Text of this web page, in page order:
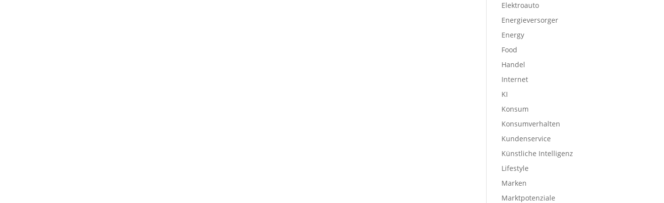
Elektroauto
Energieversorger
Energy
Food
Handel
Internet
KI
Konsum
Konsumverhalten
Kundenservice
Künstliche Intelligenz
Lifestyle
Marken
Marktpotenziale